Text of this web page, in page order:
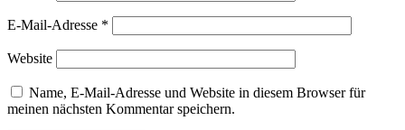
E-Mail-Adresse *
Website
Name, E-Mail-Adresse und Website in diesem Browser für
meinen nächsten Kommentar speichern.